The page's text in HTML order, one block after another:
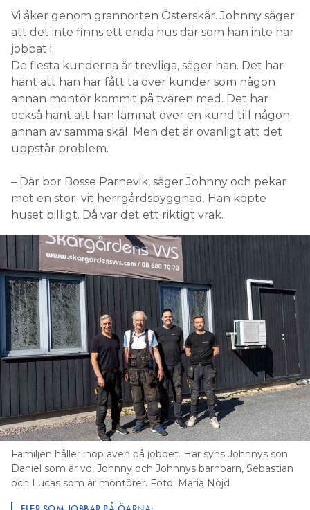
Vi åker genom grannorten Österskär. Johnny säger
att det inte finns ett enda hus där som han inte har
jobbat i.
De flesta kunderna är trevliga, säger han. Det har
hänt att han har fått ta över kunder som någon
annan montör kommit på tvären med. Det har
också hänt att han lämnat över en kund till någon
annan av samma skäl. Men det är ovanligt att det
uppstår problem.
– Där bor Bosse Parnevik, säger Johnny och pekar
mot en stor vit herrgårdsbyggnad. Han köpte
huset billigt. Då var det ett riktigt vrak.
Familjen håller ihop även på jobbet. Här syns Johnnys son
Daniel som är vd, Johnny och Johnnys barnbarn, Sebastian
och Lucas som är montörer. Foto: Maria Nöjd